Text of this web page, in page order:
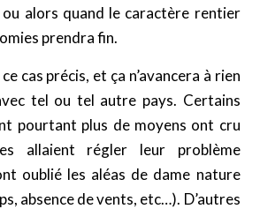
alors quand le caractère rentier
prendra fin.
cas précis, et ça n’avancera à rien
tel ou tel autre pays. Certains
pourtant plus de moyens ont cru
allaient régler leur problème
oublié les aléas de dame nature
absence de vents, etc…). D’autres